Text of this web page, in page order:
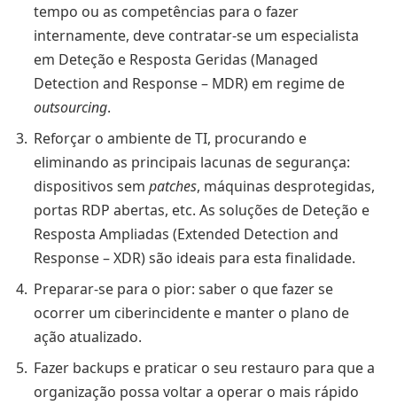
tempo ou as competências para o fazer
internamente, deve contratar-se um especialista
em Deteção e Resposta Geridas (Managed
Detection and Response – MDR) em regime de
outsourcing.
Reforçar o ambiente de TI, procurando e
eliminando as principais lacunas de segurança:
dispositivos sem patches, máquinas desprotegidas,
portas RDP abertas, etc. As soluções de Deteção e
Resposta Ampliadas (Extended Detection and
Response – XDR) são ideais para esta finalidade.
Preparar-se para o pior: saber o que fazer se
ocorrer um ciberincidente e manter o plano de
ação atualizado.
Fazer backups e praticar o seu restauro para que a
organização possa voltar a operar o mais rápido